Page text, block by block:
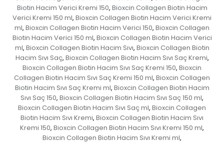
Biotin Hacim Verici Kremi 150, Bioxcin Collagen Biotin Hacim
Verici Kremi 150 ml, Bioxcin Collagen Biotin Hacim Verici Kremi
ml, Bioxcin Collagen Biotin Hacim Verici 150, Bioxcin Collagen
Biotin Hacim Verici 150 ml, Bioxcin Collagen Biotin Hacim Verici
ml, Bioxcin Collagen Biotin Hacim Sıvı, Bioxcin Collagen Biotin
Hacim Sıvı Saç, Bioxcin Collagen Biotin Hacim Sıvı Saç Kremi,
Bioxcin Collagen Biotin Hacim Sıvı Saç Kremi 150, Bioxcin
Collagen Biotin Hacim Sıvı Saç Kremi 150 ml, Bioxcin Collagen
Biotin Hacim Sıvı Saç Kremi ml, Bioxcin Collagen Biotin Hacim
Sıvı Saç 150, Bioxcin Collagen Biotin Hacim Sıvı Saç 150 ml,
Bioxcin Collagen Biotin Hacim Sıvı Saç ml, Bioxcin Collagen
Biotin Hacim Sıvı Kremi, Bioxcin Collagen Biotin Hacim Sıvı
Kremi 150, Bioxcin Collagen Biotin Hacim Sıvı Kremi 150 ml,
Bioxcin Collagen Biotin Hacim Sıvı Kremi ml,